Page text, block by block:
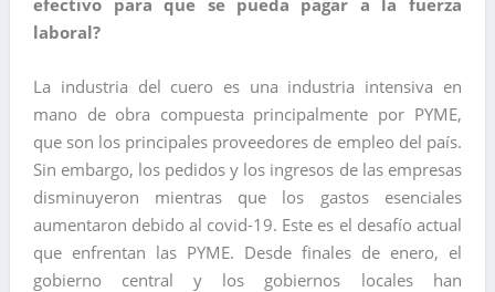
laboral?
La industria del cuero es una industria intensiva en
mano de obra compuesta principalmente por PYME,
que son los principales proveedores de empleo del país.
Sin embargo, los pedidos y los ingresos de las empresas
disminuyeron mientras que los gastos esenciales
aumentaron debido al covid-19. Este es el desafío actual
que enfrentan las PYME. Desde finales de enero, el
gobierno central y los gobiernos locales han